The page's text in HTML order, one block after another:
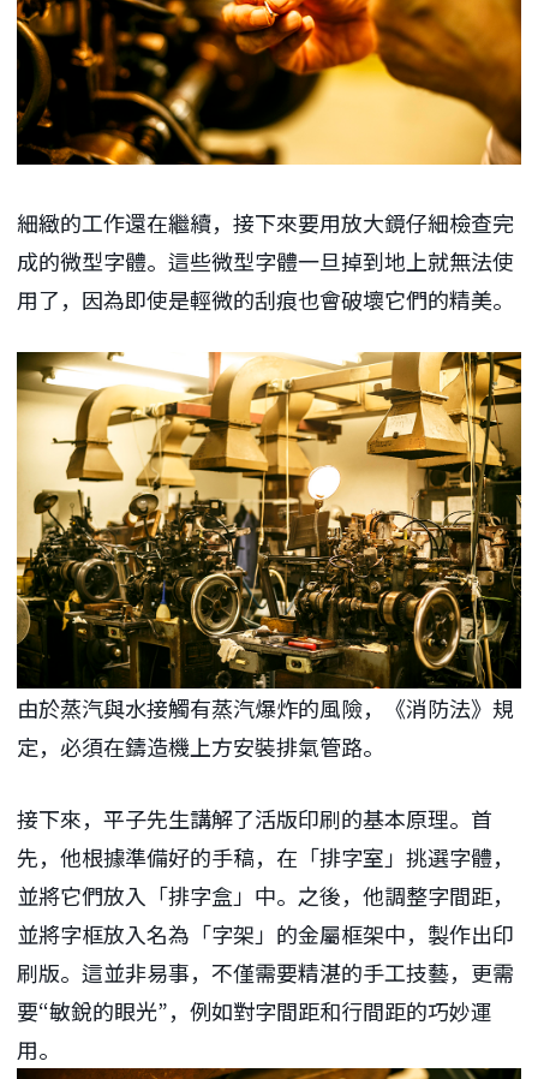
細緻的工作還在繼續，接下來要用放大鏡仔細檢查完
成的微型字體。這些微型字體一旦掉到地上就無法使
用了，因為即使是輕微的刮痕也會破壞它們的精美。
由於蒸汽與水接觸有蒸汽爆炸的風險，《消防法》規
定，必須在鑄造機上方安裝排氣管路。
接下來，平子先生講解了活版印刷的基本原理。首
先，他根據準備好的手稿，在「排字室」挑選字體，
並將它們放入「排字盒」中。之後，他調整字間距，
並將字框放入名為「字架」的金屬框架中，製作出印
刷版。這並非易事，不僅需要精湛的手工技藝，更需
要“敏銳的眼光”，例如對字間距和行間距的巧妙運
用。